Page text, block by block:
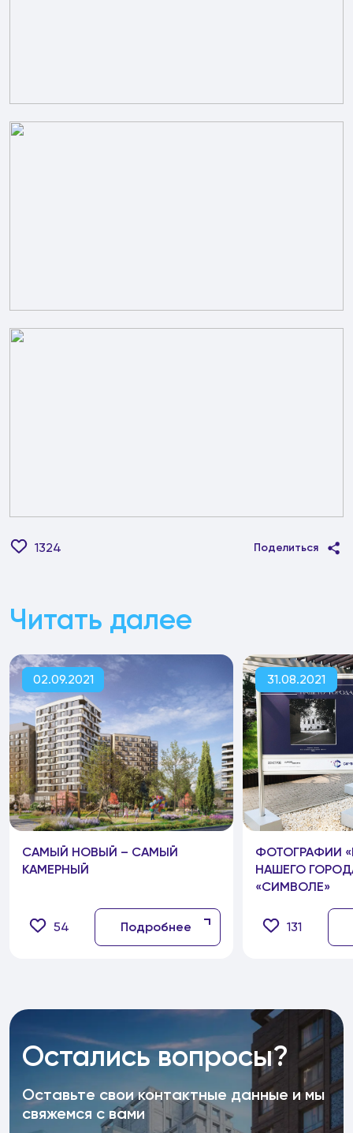
1324 Поделиться
Читать далее
02.09.2021
САМЫЙ НОВЫЙ – САМЫЙ
КАМЕРНЫЙ
54 Подробнее
31.08.2021
ФОТОГРАФИИ
НАШЕГО
«СИМВОЛЕ»
131
Остались вопросы?
Оставьте свои контактные данные и мы
свяжемся с вами